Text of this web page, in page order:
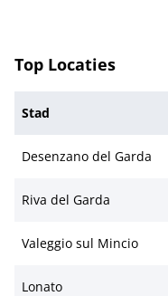
Top Locaties
Stad
Desenzano del Garda
Riva del Garda
Valeggio sul Mincio
Lonato